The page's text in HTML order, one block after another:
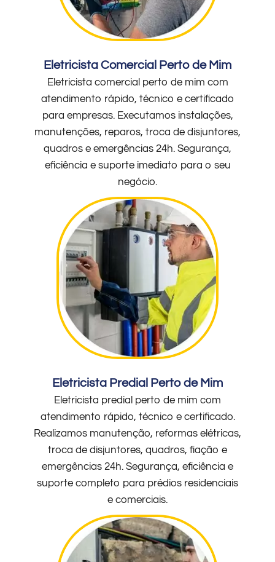
Eletricista Comercial Perto de Mim
Eletricista comercial perto de mim com
atendimento rápido, técnico e certificado
para empresas. Executamos instalações,
manutenções, reparos, troca de disjuntores,
quadros e emergências 24h. Segurança,
eficiência e suporte imediato para o seu
negócio.
Eletricista Predial Perto de Mim
Eletricista predial perto de mim com
atendimento rápido, técnico e certificado.
Realizamos manutenção, reformas elétricas,
troca de disjuntores, quadros, fiação e
emergências 24h. Segurança, eficiência e
suporte completo para prédios residenciais
e comerciais.